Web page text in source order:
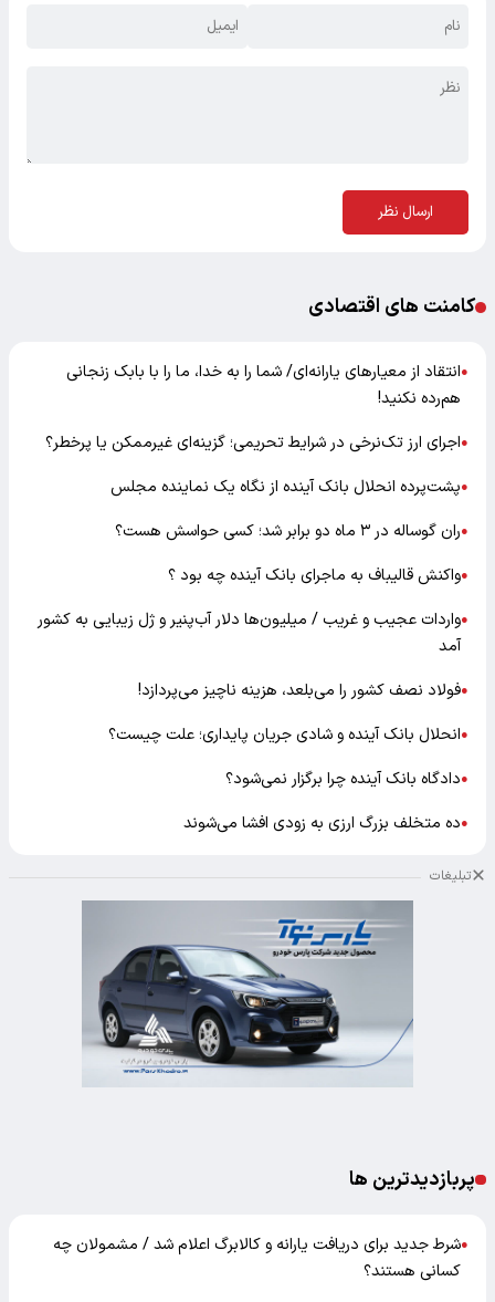
ارسال نظر
کامنت های اقتصادی
●انتقاد از معیارهای یارانه‌ای/ شما را به خدا، ما را با بابک زنجانی
هم‌رده نکنید!
●اجرای ارز تک‌نرخی در شرایط تحریمی؛ گزینه‌ای غیرممکن یا پرخطر؟
●پشت‌پرده انحلال بانک آینده از نگاه یک نماینده مجلس
●ران گوساله در ۳ ماه دو برابر شد؛ کسی حواسش هست؟
●واکنش قالیباف به ماجرای بانک آینده چه بود ؟
●واردات عجیب و غریب / میلیون‌ها دلار آب‌پنیر و ژل زیبایی به کشور
آمد
●فولاد نصف کشور را می‌بلعد، هزینه ناچیز می‌پردازد!
●انحلال بانک آینده و شادی جریان پایداری؛ علت چیست؟
●دادگاه بانک آینده چرا برگزار نمی‌شود؟
●ده متخلف بزرگ ارزی به زودی افشا می‌شوند
تبلیغات
پربازدیدترین ها
●شرط جدید برای دریافت یارانه و کالابرگ اعلام شد / مشمولان چه
کسانی هستند؟